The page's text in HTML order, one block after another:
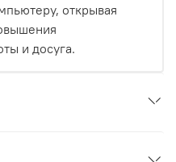
открывая
и досуга.